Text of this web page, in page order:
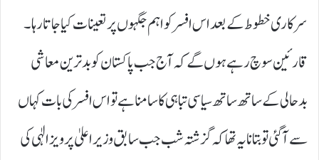
سرکاری خطوط کے بعد اس افسر کو اہم جگہوں پر تعینات کیا جاتا رہا۔
قارئین سوچ رہے ہوں گے کہ آج جب پاکستان کو بدترین معاشی
بدحالی کے ساتھ ساتھ سیاسی تباہی کا سامنا ہے تو اس افسر کی بات کہاں
سے آ گئی تو بتانا یہ تھا کہ گزشتہ شب جب سابق وزیر اعلیٰ پرویز الٰہی کی